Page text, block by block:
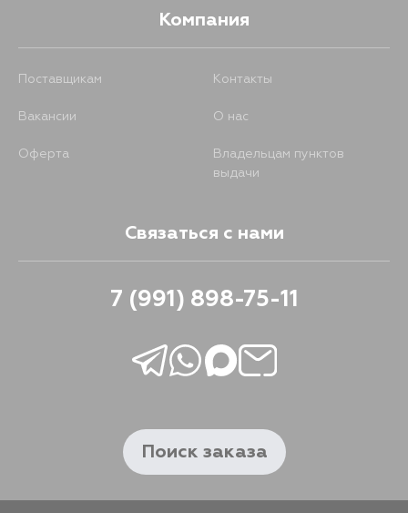
Компания
Поставщикам Контакты
Вакансии О нас
Оферта
Владельцам пунктов
выдачи
Связаться с нами
7 (991) 898-75-11
Поиск заказа